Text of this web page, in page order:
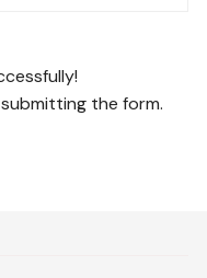
the form.